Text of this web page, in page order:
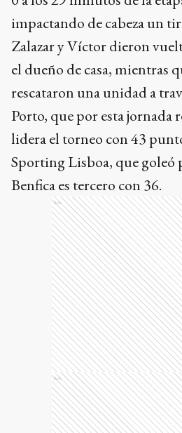
impactando de cabeza un
Zalazar y Víctor dieron
el dueño de casa, mientras
rescataron una unidad a
Porto, que por esta jornada
lidera el torneo con 43
Sporting Lisboa, que goleó
Benfica es tercero con 36.
Ads
Ads